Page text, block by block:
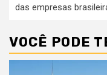
das empresas
VOCÊ PODE